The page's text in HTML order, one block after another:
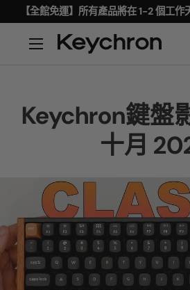
【全館免運】所有產品將在 1-2 個工
Keychron鍵盤
十月